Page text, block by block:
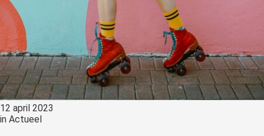
12 april 2023
in Actueel